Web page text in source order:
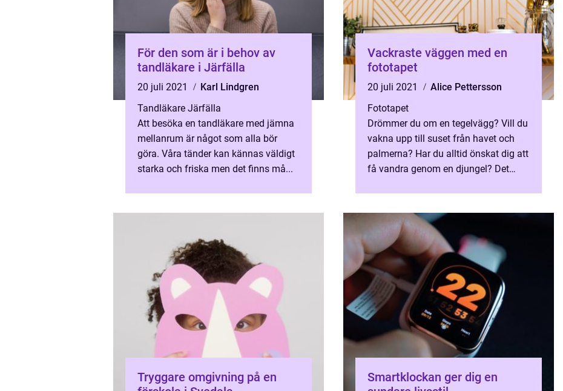
För den som är i behov av
tandläkare i Järfälla
20 juli 2021
Karl Lindgren
Tandläkare Järfälla
Att besöka en tandläkare med jämna
mellanrum är något som alla bör
göra. Våra tänder kan kännas väldigt
starka och friska men det finns må...
Vackraste väggen med en
fototapet
20 juli 2021
Alice Pettersson
Fototapet
Drömmer du om en tegelvägg? Vill du
vakna upp till suset från havet och
palmerna? Har du alltid önskat dig att
få vandra genom en djungel? Det
Tryggare omgivning på en
Smartklockan ger dig en